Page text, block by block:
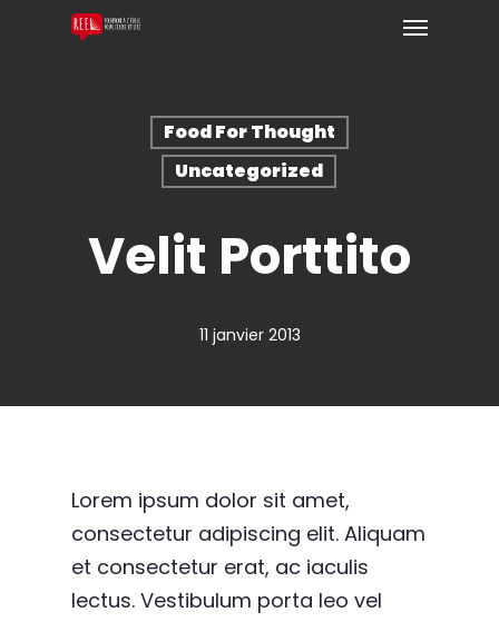
Food For Thought
Uncategorized
Velit Porttito
11 janvier 2013
Lorem ipsum dolor sit amet,
consectetur adipiscing elit. Aliquam
et consectetur erat, ac iaculis
lectus. Vestibulum porta leo vel